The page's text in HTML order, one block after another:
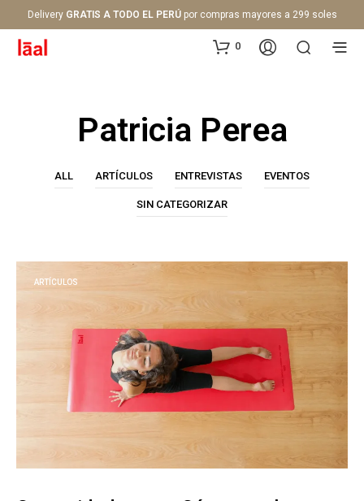
Delivery GRATIS A TODO EL PERÚpor compras mayores a 299 soles
0
Patricia Perea
ALL ARTÍCULOS ENTREVISTAS EVENTOS
SIN CATEGORIZAR
ARTÍCULOS